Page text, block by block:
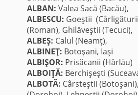
ALBAN: Valea Sacă (Bacău),
ALBESCU: Goeştii
(Roman), Ghilăveştii (Tecuci),
ALBEŞ: Calul (Neamţ),
ALBINEŢ: Botoşani, Iaşi
ALBIŞOR: Prisăcanii (Hârlău)
ALBOIŢĂ: Berchişeşti
ALBOTĂ: Cârsteştii